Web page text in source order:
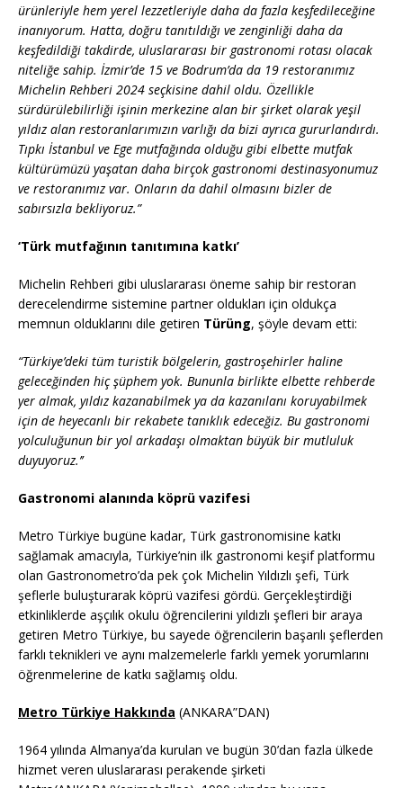
ürünleriyle hem yerel lezzetleriyle daha da fazla keşfedileceğine
inanıyorum. Hatta, doğru tanıtıldığı ve zenginliği daha da
keşfedildiği takdirde, uluslararası bir gastronomi rotası olacak
niteliğe sahip. İzmir’de 15 ve Bodrum’da da 19 restoranımız
Michelin Rehberi 2024 seçkisine dahil oldu. Özellikle
sürdürülebilirliği işinin merkezine alan bir şirket olarak yeşil
yıldız alan restoranlarımızın varlığı da bizi ayrıca gururlandırdı.
Tıpkı İstanbul ve Ege mutfağında olduğu gibi elbette mutfak
kültürümüzü yaşatan daha birçok gastronomi destinasyonumuz
ve restoranımız var. Onların da dahil olmasını bizler de
sabırsızla bekliyoruz.”
‘Türk mutfağının tanıtımına katkı’
Michelin Rehberi gibi uluslararası öneme sahip bir restoran
derecelendirme sistemine partner oldukları için oldukça
memnun olduklarını dile getiren Türüng, şöyle devam etti:
“Türkiye’deki tüm turistik bölgelerin, gastroşehirler haline
geleceğinden hiç şüphem yok. Bununla birlikte elbette rehberde
yer almak, yıldız kazanabilmek ya da kazanılanı koruyabilmek
için de heyecanlı bir rekabete tanıklık edeceğiz. Bu gastronomi
yolculuğunun bir yol arkadaşı olmaktan büyük bir mutluluk
duyuyoruz.’’
Gastronomi alanında köprü vazifesi
Metro Türkiye bugüne kadar, Türk gastronomisine katkı
sağlamak amacıyla, Türkiye’nin ilk gastronomi keşif platformu
olan Gastronometro’da pek çok Michelin Yıldızlı şefi, Türk
şeflerle buluşturarak köprü vazifesi gördü. Gerçekleştirdiği
etkinliklerde aşçılık okulu öğrencilerini yıldızlı şefleri bir araya
getiren Metro Türkiye, bu sayede öğrencilerin başarılı şeflerden
farklı teknikleri ve aynı malzemelerle farklı yemek yorumlarını
öğrenmelerine de katkı sağlamış oldu.
Metro Türkiye Hakkında (ANKARA”DAN)
1964 yılında Almanya’da kurulan ve bugün 30’dan fazla ülkede
hizmet veren uluslararası perakende şirketi